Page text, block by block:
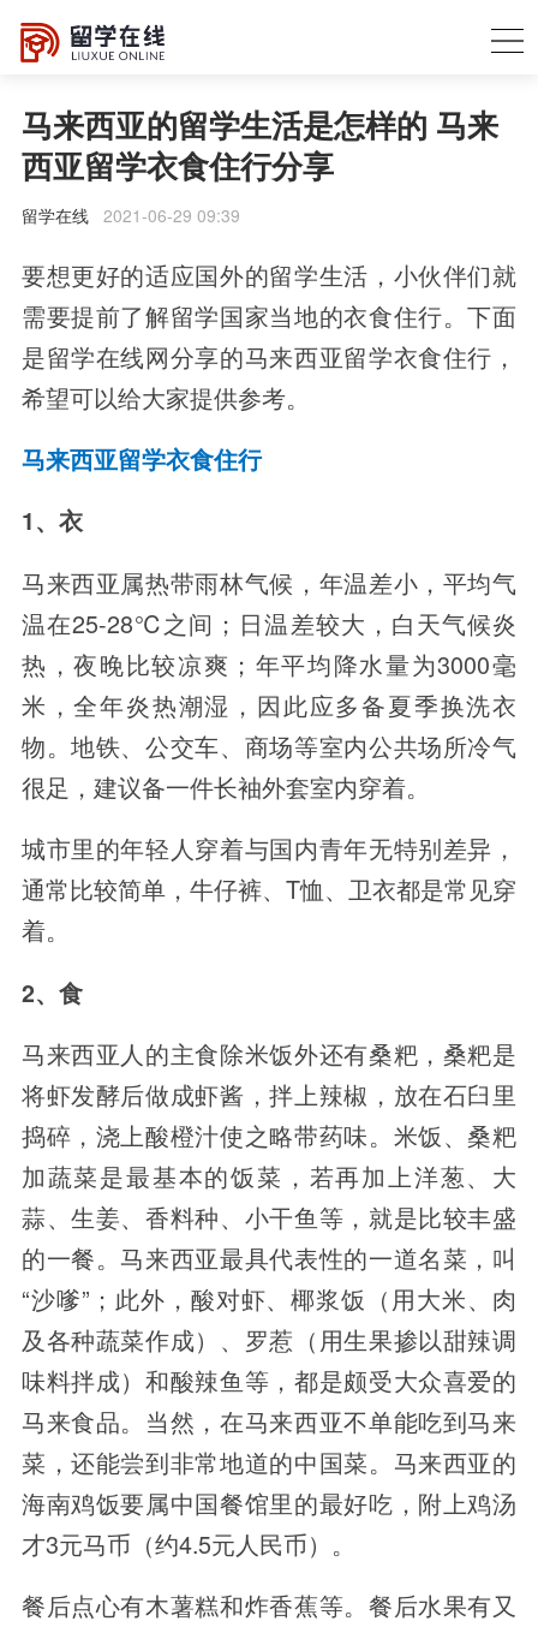
马来西亚的留学生活是怎样的 马来
西亚留学衣食住行分享
留学在线2021-06-29 09:39
要想更好的适应国外的留学生活，小伙伴们就
需要提前了解留学国家当地的衣食住行。下面
是留学在线网分享的马来西亚留学衣食住行，
希望可以给大家提供参考。
马来西亚留学衣食住行
1、衣
马来西亚属热带雨林气候，年温差小，平均气
温在25-28℃之间；日温差较大，白天气候炎
热，夜晚比较凉爽；年平均降水量为3000毫
米，全年炎热潮湿，因此应多备夏季换洗衣
物。地铁、公交车、商场等室内公共场所冷气
很足，建议备一件长袖外套室内穿着。
城市里的年轻人穿着与国内青年无特别差异，
通常比较简单，牛仔裤、T恤、卫衣都是常见穿
着。
2、食
马来西亚人的主食除米饭外还有桑粑，桑粑是
将虾发酵后做成虾酱，拌上辣椒，放在石臼里
捣碎，浇上酸橙汁使之略带药味。米饭、桑粑
加蔬菜是最基本的饭菜，若再加上洋葱、大
蒜、生姜、香料种、小干鱼等，就是比较丰盛
的一餐。马来西亚最具代表性的一道名菜，叫
“沙嗲”；此外，酸对虾、椰浆饭（用大米、肉
及各种蔬菜作成）、罗惹（用生果掺以甜辣调
味料拌成）和酸辣鱼等，都是颇受大众喜爱的
马来食品。当然，在马来西亚不单能吃到马来
菜，还能尝到非常地道的中国菜。马来西亚的
海南鸡饭要属中国餐馆里的最好吃，附上鸡汤
才3元马币（约4.5元人民币）。
餐后点心有木薯糕和炸香蕉等。餐后水果有又